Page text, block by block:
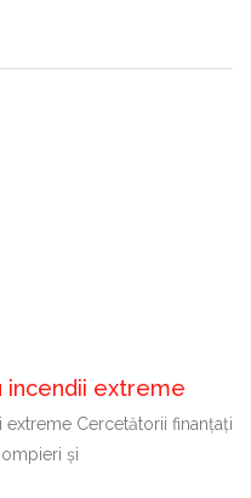
incendii extreme
Cercetătorii finanțați
și